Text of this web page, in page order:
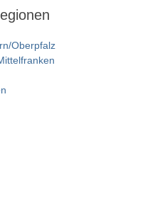
Oberpfalz